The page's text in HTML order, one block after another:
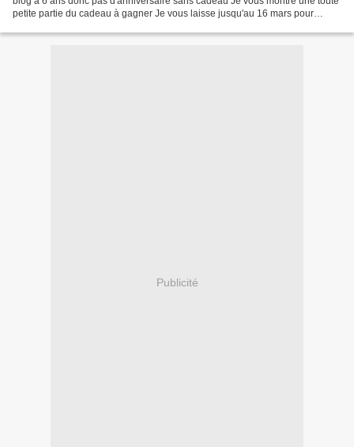
petite partie du cadeau à gagner Je vous laisse jusqu'au 16 mars pour
Publicité